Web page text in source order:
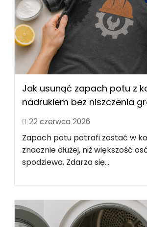
Jak usunąć zapach potu z
nadrukiem bez niszczenia
22 czerwca 2026
Zapach potu potrafi zostać w
znacznie dłużej, niż większość
spodziewa. Zdarza się...